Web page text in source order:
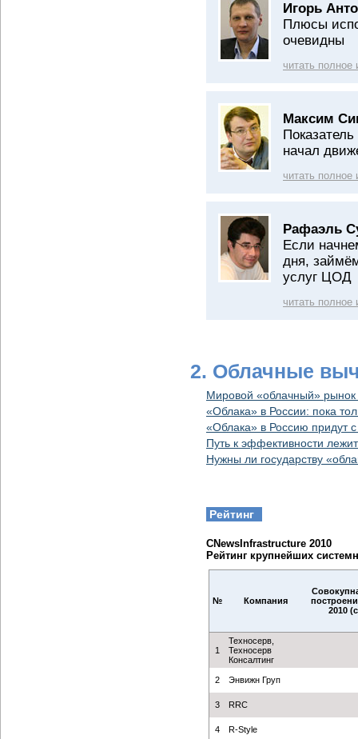
Игорь
Плюсы
очевидны
читать полное
Максим
начал
читать полное
Рафаэль
Если
дня,
услуг ЦОД
читать полное
2. Облачные
Мировой «облачный» рынок
«Облака» в России: пока
«Облака» в Россию придут
Путь к эффективности
Нужны ли государству
Рейтинг
CNewsInfrastructure 2010
Рейтинг крупнейших
№ Компания
2010
1
Техносерв,
Техносерв
Консалтинг
2 Энвижн Груп
3 RRC
4 R-Style